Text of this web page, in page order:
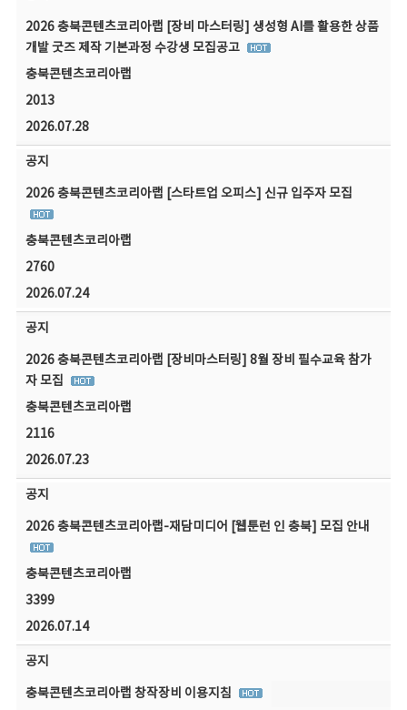
2026 충북콘텐츠코리아랩 [장비 마스터링] 생성형 AI를 활용한 상품
개발 굿즈 제작 기본과정 수강생 모집공고
충북콘텐츠코리아랩
2013
2026.07.28
공지
2026 충북콘텐츠코리아랩 [스타트업 오피스] 신규 입주자 모집
충북콘텐츠코리아랩
2760
2026.07.24
공지
2026 충북콘텐츠코리아랩 [장비마스터링] 8월 장비 필수교육 참가
자 모집
충북콘텐츠코리아랩
2116
2026.07.23
공지
2026 충북콘텐츠코리아랩-재담미디어 [웹툰런 인 충북] 모집 안내
충북콘텐츠코리아랩
3399
2026.07.14
공지
충북콘텐츠코리아랩 창작장비 이용지침